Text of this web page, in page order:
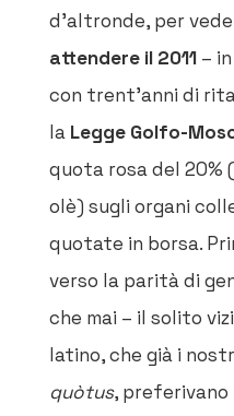
d’altronde, per
attendere il 2011 –
con trent’anni di
laLegge Golfo-
quota rosa del 20%
olè) sugli organi
quotate in borsa.
verso la parità di
che mai – il solito
latino, che già i
quòtus, preferivano